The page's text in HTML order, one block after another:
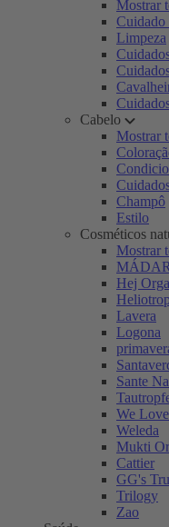
Mostrar
Cuidado
Limpeza
Cabelo
Mostrar
Champô
Estilo
Cosméticos
Mostrar
Hej
Lavera
Logona
Sante
We
Weleda
Mukti
Cattier
GG's
Trilogy
Zao